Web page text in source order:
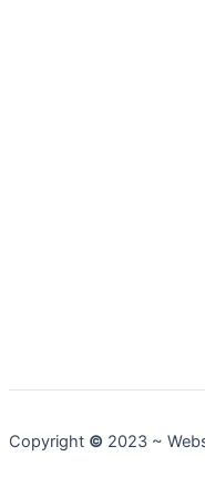
Copyright © 2023 ~